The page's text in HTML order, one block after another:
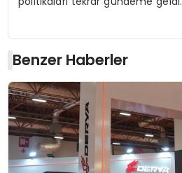
Benzer Haberler